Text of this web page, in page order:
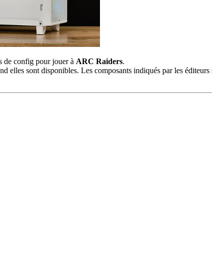
de config pour jouer à ARC Raiders.
elles sont disponibles. Les composants indiqués par les